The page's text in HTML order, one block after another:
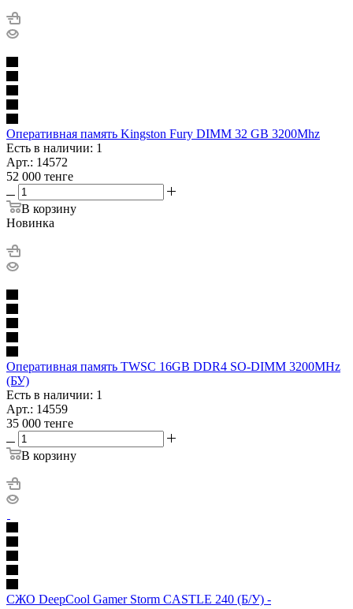
Оперативная память Kingston Fury DIMM 32 GB 3200Mhz
Есть в наличии: 1
Арт.: 14572
52 000 тенге
В корзину
Новинка
Оперативная память TWSC 16GB DDR4 SO-DIMM 3200MHz
(БУ)
Есть в наличии: 1
Арт.: 14559
35 000 тенге
В корзину
СЖО DeepCool Gamer Storm CASTLE 240 (Б/У) -